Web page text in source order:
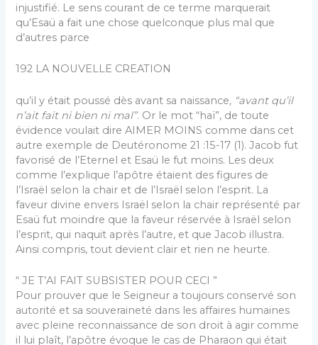
injustifié. Le sens courant de ce terme marquerait
qu’Esaü a fait une chose quelconque plus mal que
d’autres parce
192 LA NOUVELLE CREATION
qu’il y était poussé dès avant sa naissance, “avant qu’il
n’ait fait ni bien ni mal”. Or le mot “haï”, de toute
évidence voulait dire AIMER MOINS comme dans cet
autre exemple de Deutéronome 21 :15-17 (1). Jacob fut
favorisé de l’Eternel et Esaü le fut moins. Les deux
comme l’explique l’apôtre étaient des figures de
l’Israël selon la chair et de l’Israël selon l’esprit. La
faveur divine envers Israël selon la chair représenté par
Esaü fut moindre que la faveur réservée à Israël selon
l’esprit, qui naquit après l’autre, et que Jacob illustra.
Ainsi compris, tout devient clair et rien ne heurte.
“ JE T’AI FAIT SUBSISTER POUR CECI ”
Pour prouver que le Seigneur a toujours conservé son
autorité et sa souveraineté dans les affaires humaines
avec pleine reconnaissance de son droit à agir comme
il lui plaît, l’apôtre évoque le cas de Pharaon qui était